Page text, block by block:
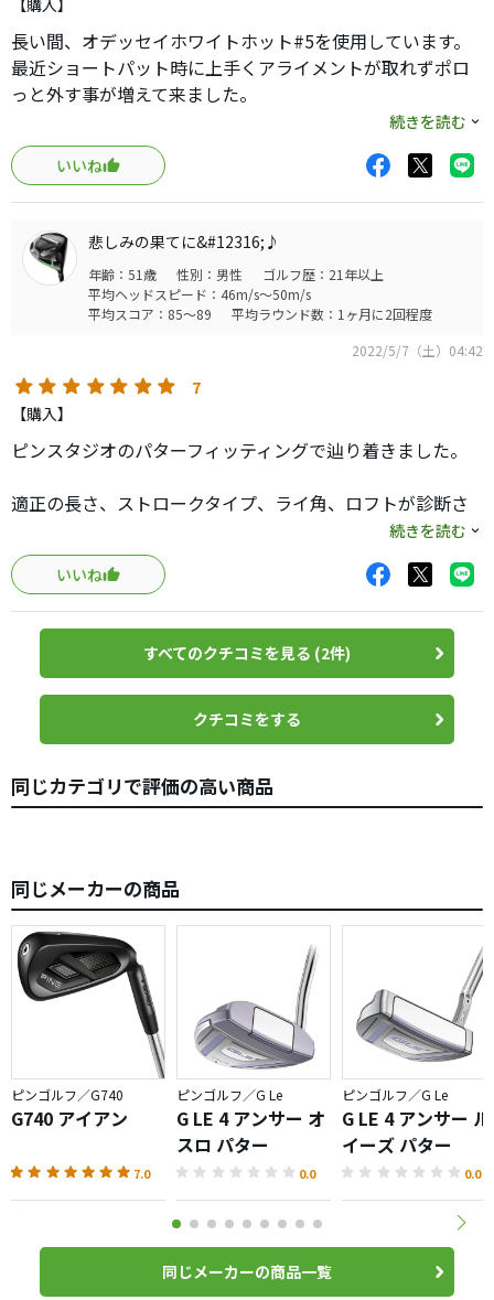
【購入】
長い間、オデッセイホワイトホット#5を使用しています。
最近ショートパット時に上手くアライメントが取れずポロ
っと外す事が増えて来ました。
気分転換にと中古ショップでアライメントの取りやすい物
は無いか探していた所、このパターに出会いました。セン
ターの長いラインとボール幅に有る短いラインが非常に構
えやすく、家のパターマットでの感触も良好のため早速ラ
ウンド投入。ショートパットに関しては予想通りの結果を
得る事が出来ました。
暫くこのパターで行こうと思います。
続きを読む
いいね
悲しみの果てに&#12316;♪
年齢：51歳 性別：男性
ゴルフ歴：21年以上
平均ヘッドスピード：46m/s～50m/s
平均スコア：85～89
平均ラウンド数：1ヶ月に2回程度
2022/5/7（土）04:42
7
【購入】
ピンスタジオのパターフィッティングで辿り着きました。
適正の長さ、ストロークタイプ、ライ角、ロフトが診断さ
れ、絞られたモデルの中からチョイスしました。
このパターを選んで良かった点は滅茶苦茶入ってくれるこ
とに加え、打感が柔らかいため少し固めの飛ぶボールを使
用出来ることです。
本来自分は飛距離性能の少し高い「ホンマTW-X」を使用し
たかったのですが、パターのパチンと飛んでしまうイメー
ジが嫌だったためスピン系の「TW-S」を使用してました。
用。）
トの硬さを気にしないで済むため、ドライバーの飛距離と
直進性の向上を手に入れることが出来、例えば強烈なアゲ
インストの打ち下ろしホールのティーショット等で不安が
少なく構えられそうで、秘かに今年のクラブ競技での活躍
を目論んでおります。
ちなみに将来構えの手の高さが変わっても構わないように
自分は長さ調整可能なタイプを念の為購入しました。
このバター及びピンスタジオでのパターフィッティングは
続きを読む
いいね
すべてのクチコミを見る (2件)
クチコミをする
同じカテゴリで評価の高い商品
同じメーカーの商品
ピンゴルフ／G740
G740 アイアン
7.0
ピンゴルフ／G Le
G LE 4 アンサー オ
スロ パター
0.0
ピンゴルフ／G Le
G LE 4 アンサー ル
イーズ パター
0.0
同じメーカーの商品一覧